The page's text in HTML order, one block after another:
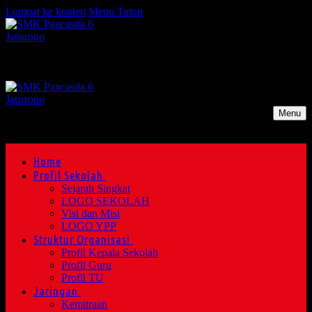
Lompat ke konten Menu Tutup
Menu
Home
Profil Sekolah
Sejarah Singkat
LOGO SEKOLAH
Visi dan Misi
LOGO YPP
Struktur Organisasi
Profil Kepala Sekolah
Profil Guru
Profil TU
Jaringan
Kemitraan